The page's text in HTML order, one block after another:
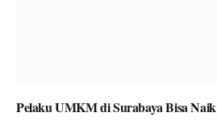
Pelaku UMKM di Surabaya Bisa